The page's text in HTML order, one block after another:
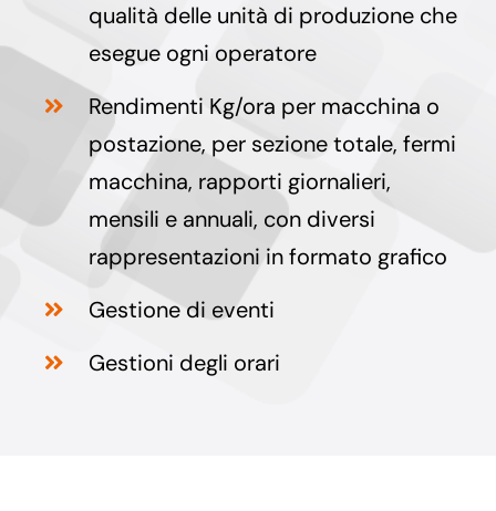
qualità delle unità di produzione che
esegue ogni operatore
Rendimenti Kg/ora per macchina o
postazione, per sezione totale, fermi
macchina, rapporti giornalieri,
mensili e annuali, con diversi
rappresentazioni in formato grafico
Gestione di eventi
Gestioni degli orari